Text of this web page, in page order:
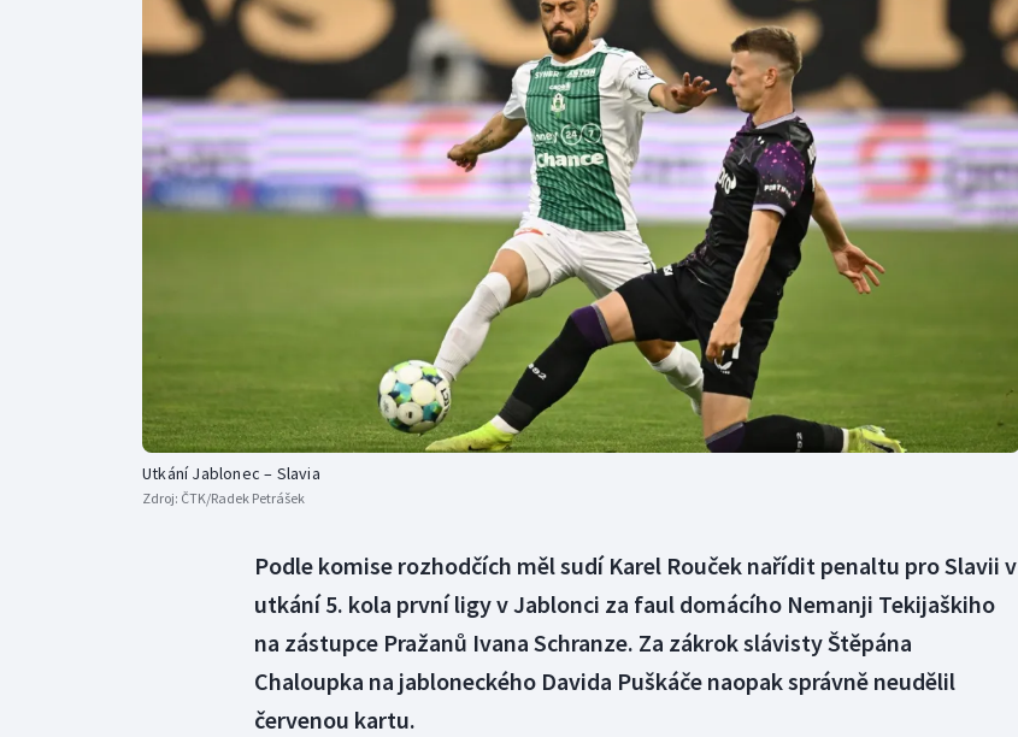
Curling
Dostihy
Florbal
Futsal
Gymnastika
Moderní pětiboj
Motorsport
Olympijské hry
Parasport
Plavání
Plážový volejbal
Veslování
Vodní slalom
Volejbal
Ostatní
Utkání Jablonec – Slavia
Zdroj: ČTK/Radek Petrášek
Podle komise rozhodčích měl sudí Karel Rouček nařídit penaltu pro Slavii v
utkání 5. kola první ligy v Jablonci za faul domácího Nemanji Tekijaškiho
na zástupce Pražanů Ivana Schranze. Za zákrok slávisty Štěpána
Chaloupka na jabloneckého Davida Puškáče naopak správně neudělil
červenou kartu.